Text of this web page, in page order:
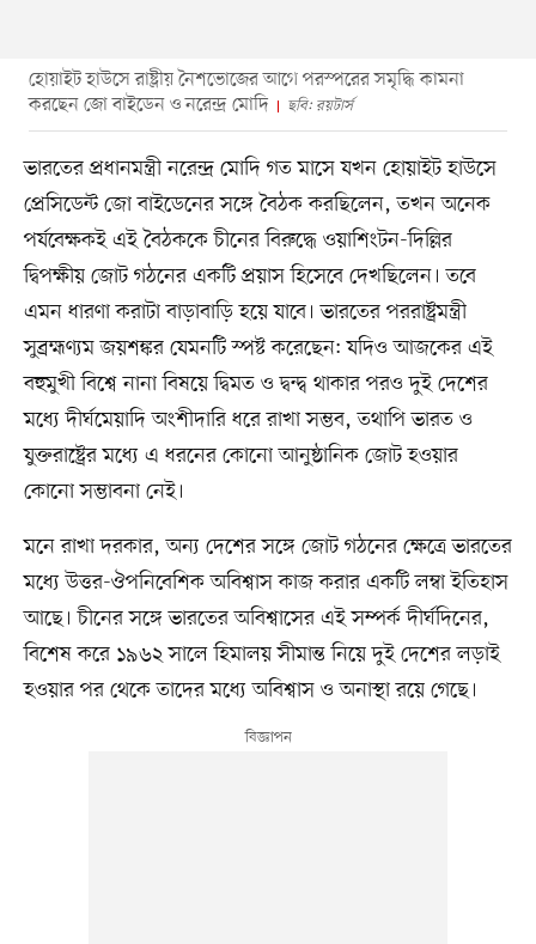
হোয়াইট হাউসে রাষ্ট্রীয় নৈশভোজের আগে পরস্পরের সমৃদ্ধি কামনা
করছেন জো বাইডেন ও নরেন্দ্র মোদি
ছবি: রয়টার্স
ভারতের প্রধানমন্ত্রী নরেন্দ্র মোদি গত মাসে যখন হোয়াইট হাউসে
প্রেসিডেন্ট জো বাইডেনের সঙ্গে বৈঠক করছিলেন, তখন অনেক
পর্যবেক্ষকই এই বৈঠককে চীনের বিরুদ্ধে ওয়াশিংটন-দিল্লির
দ্বিপক্ষীয় জোট গঠনের একটি প্রয়াস হিসেবে দেখছিলেন। তবে
এমন ধারণা করাটা বাড়াবাড়ি হয়ে যাবে। ভারতের পররাষ্ট্রমন্ত্রী
সুব্রহ্মণ্যম জয়শঙ্কর যেমনটি স্পষ্ট করেছেন: যদিও আজকের এই
বহুমুখী বিশ্বে নানা বিষয়ে দ্বিমত ও দ্বন্দ্ব থাকার পরও দুই দেশের
মধ্যে দীর্ঘমেয়াদি অংশীদারি ধরে রাখা সম্ভব, তথাপি ভারত ও
যুক্তরাষ্ট্রের মধ্যে এ ধরনের কোনো আনুষ্ঠানিক জোট হওয়ার
কোনো সম্ভাবনা নেই।
মনে রাখা দরকার, অন্য দেশের সঙ্গে জোট গঠনের ক্ষেত্রে ভারতের
মধ্যে উত্তর-ঔপনিবেশিক অবিশ্বাস কাজ করার একটি লম্বা ইতিহাস
আছে। চীনের সঙ্গে ভারতের অবিশ্বাসের এই সম্পর্ক দীর্ঘদিনের,
বিশেষ করে ১৯৬২ সালে হিমালয় সীমান্ত নিয়ে দুই দেশের লড়াই
হওয়ার পর থেকে তাদের মধ্যে অবিশ্বাস ও অনাস্থা রয়ে গেছে।